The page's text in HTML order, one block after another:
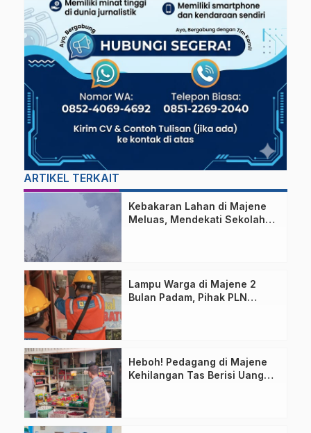
ARTIKEL TERKAIT
Kebakaran Lahan di Majene
Meluas, Mendekati Sekolah
Lampu Warga di Majene 2
Bulan Padam, Pihak PLN
Heboh! Pedagang di Majene
Kehilangan Tas Berisi Uang